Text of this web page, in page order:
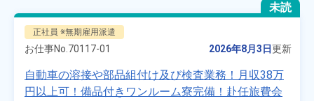
未読
正社員 ※無期雇用派遣
お仕事No. 70117-01 2026年8月3日更新
自動車の溶接や部品組付け及び検査業務！月収38万
円以上可！備品付きワンルーム寮完備！赴任旅費会